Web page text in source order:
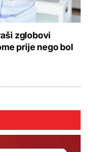
zglobovi
prije nego bol